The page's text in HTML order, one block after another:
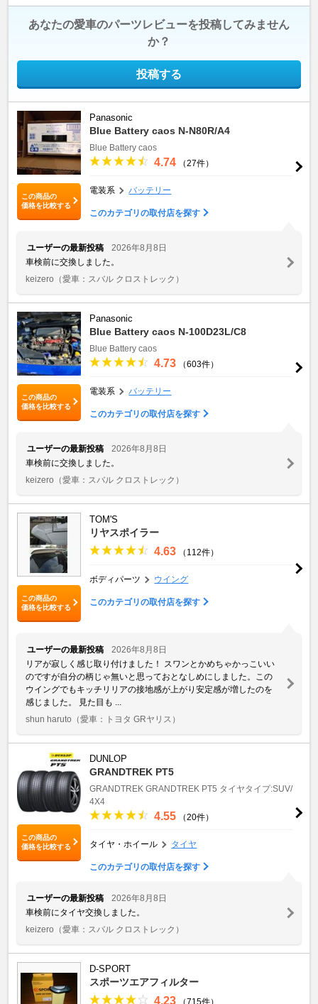
あなたの愛車のパーツレビューを投稿してみません
か？
投稿する
この商品の
価格を比較する
Panasonic
Blue Battery caos N-N80R/A4
Blue Battery caos
4.74 （27件）
電装系 バッテリー
このカテゴリの取付店を探す
ユーザーの最新投稿
2026年8月8日
車検前に交換しました。
keizero （愛車：スバル クロストレック）
この商品の
価格を比較する
Panasonic
Blue Battery caos N-100D23L/C8
Blue Battery caos
4.73 （603件）
電装系 バッテリー
このカテゴリの取付店を探す
ユーザーの最新投稿
2026年8月8日
車検前に交換しました。
keizero （愛車：スバル クロストレック）
この商品の
価格を比較する
TOM'S
リヤスポイラー
4.63 （112件）
ボディパーツ ウイング
このカテゴリの取付店を探す
ユーザーの最新投稿
2026年8月8日
リアが寂しく感じ取り付けました！ スワンとかめちゃかっこいい
のですが自分の柄じゃ無いと思っておとなしめにしました。この
ウイングでもキッチリリアの接地感が上がり安定感が増したのを
感じました。 見た目も ...
shun haruto （愛車：トヨタ GRヤリス）
この商品の
価格を比較する
DUNLOP
GRANDTREK PT5
GRANDTREK GRANDTREK PT5 タイヤタイプ:SUV/
4X4
4.55 （20件）
タイヤ・ホイール タイヤ
このカテゴリの取付店を探す
ユーザーの最新投稿
2026年8月8日
車検前にタイヤ交換しました。
keizero （愛車：スバル クロストレック）
D-SPORT
スポーツエアフィルター
4.23 （715件）